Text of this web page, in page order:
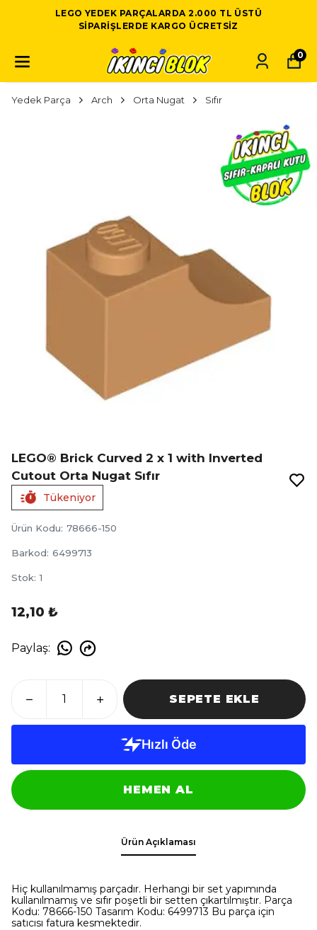
LEGO YEDEK PARÇALARDA 2.000 TL ÜSTÜ
SIPARIŞLERDE KARGO ÜCRETSIZ
0
Yedek Parça Arch Orta Nugat Sıfır
LEGO® Brick Curved 2 x 1 with Inverted
Cutout Orta Nugat Sıfır
Tükeniyor
Ürün Kodu: 78666-150
Barkod: 6499713
Stok: 1
12,10 ₺
Paylaş:
SEPETE EKLE
HEMEN AL
Ürün Açıklaması
Hiç kullanılmamış parçadır. Herhangi bir set yapımında
kullanılmamış ve sıfır poşetli bir setten çıkartılmıştır. Parça
Kodu: 78666-150 Tasarım Kodu: 6499713 Bu parça için
satıcısı fatura kesmektedir.